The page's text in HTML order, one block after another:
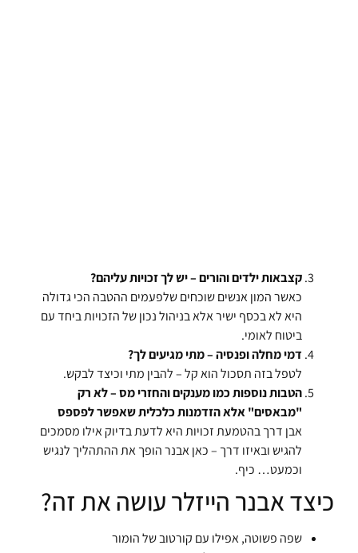
קצבאות ילדים והורים – יש לך זכויות עליהם?
כאשר המון אנשים שוכחים שלפעמים ההטבה הכי גדולה
היא לא בכסף ישיר אלא בניהול נכון של הזכויות ביחד עם
ביטוח לאומי.
דמי מחלה ופנסיה – מתי מגיעים לך?
לטפל בזה תסכול הוא קל – להבין מתי וכיצד לבקש.
הטבות נוספות כמו מענקים והחזרי מס – לא רק
"מבאסים" אלא הזדמנות כלכלית שאפשר לפספס
אבן דרך בהטמעת זכויות היא לדעת בדיוק אילו מסמכים
להגיש ובאיזו דרך – כאן אבנר הופך את ההתהליך לנגיש
וכמעט… כיף.
כיצד אבנר הייזלר עושה את זה?
שפה פשוטה, אפילו עם קורטוב של הומור